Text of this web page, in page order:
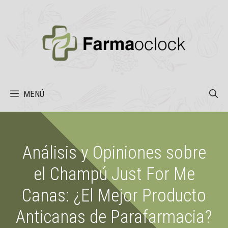
MENÚ
Análisis y Opiniones sobre
el Champú Just For Me
Canas: ¿El Mejor Producto
Anticanas de Parafarmacia?